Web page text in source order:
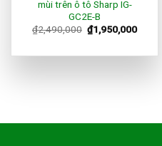
mùi trên ô tô Sharp IG-
GC2E-B
₫2,490,000 ₫1,950,000